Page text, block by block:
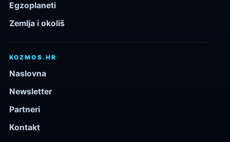
Egzoplaneti
Zemlja i okoliš
KOZMOS.HR
Naslovna
Newsletter
Partneri
Kontakt